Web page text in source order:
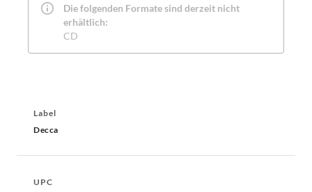
Die folgenden Formate sind derzeit nicht
erhältlich:
CD
Label
Decca
UPC